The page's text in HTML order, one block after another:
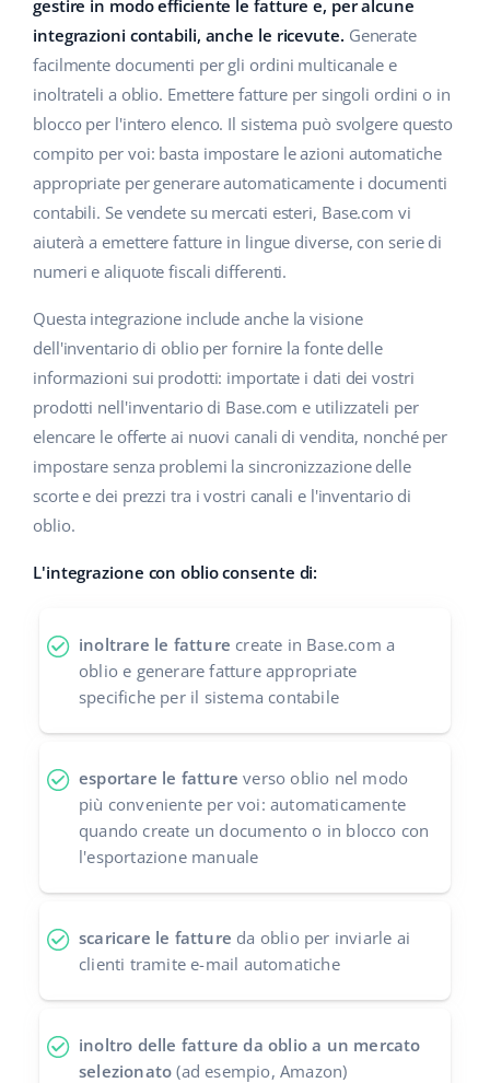
Gestione Spedizioni
Workflow Automation
Base Connect
AI per l'e-commerce
Casa e giardino
Prodotti per bambini
Elettronica
Automotive
Food&Grocery
Salute e bellezza
Moda
Centro Assistenza
Academy
Blog
Audit dell'account
Altro
Calcolatore dei vantaggi
Collaborazione e partner
Contatto
english (GB)
english (IN)
čeština
deutsch
Ελληνικά
español (AR)
español (MX)
Italiano
polski
português (BR)
中文
gestire in modo efficiente le fatture e, per alcune
integrazioni contabili, anche le ricevute. Generate
facilmente documenti per gli ordini multicanale e
inoltrateli a oblio. Emettere fatture per singoli ordini o in
blocco per l'intero elenco. Il sistema può svolgere questo
compito per voi: basta impostare le azioni automatiche
appropriate per generare automaticamente i documenti
contabili. Se vendete su mercati esteri, Base.com vi
aiuterà a emettere fatture in lingue diverse, con serie di
numeri e aliquote fiscali differenti.
Questa integrazione include anche la visione
dell'inventario di oblio per fornire la fonte delle
informazioni sui prodotti: importate i dati dei vostri
prodotti nell'inventario di Base.com e utilizzateli per
elencare le offerte ai nuovi canali di vendita, nonché per
impostare senza problemi la sincronizzazione delle
scorte e dei prezzi tra i vostri canali e l'inventario di
oblio.
L'integrazione con oblio consente di:
inoltrare le fatture create in Base.com a
oblio e generare fatture appropriate
specifiche per il sistema contabile
esportare le fatture verso oblio nel modo
più conveniente per voi: automaticamente
quando create un documento o in blocco con
l'esportazione manuale
scaricare le fatture da oblio per inviarle ai
clienti tramite e-mail automatiche
inoltro delle fatture da oblio a un mercato
selezionato (ad esempio, Amazon)